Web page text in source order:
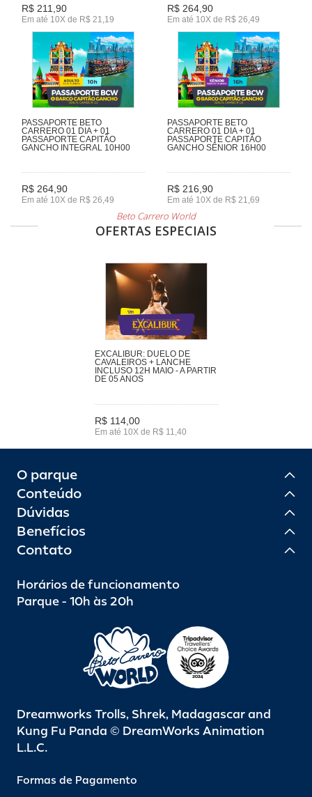
R$ 211,90
Em até 10X de R$ 21,19
R$ 264,90
Em até 10X de R$ 26,49
PASSAPORTE BETO
CARRERO 01 DIA + 01
PASSAPORTE CAPITÃO
GANCHO INTEGRAL 10H00
R$ 264,90
Em até 10X de R$ 26,49
PASSAPORTE BETO
CARRERO 01 DIA + 01
PASSAPORTE CAPITÃO
GANCHO SÊNIOR 16H00
R$ 216,90
Em até 10X de R$ 21,69
Beto Carrero World
OFERTAS ESPECIAIS
EXCALIBUR: DUELO DE
CAVALEIROS + LANCHE
INCLUSO 12H MAIO - A PARTIR
DE 05 ANOS
R$ 114,00
Em até 10X de R$ 11,40
O parque
Conteúdo
Dúvidas
Benefícios
Contato
Horários de funcionamento
Parque - 10h às 20h
Dreamworks Trolls, Shrek, Madagascar and
Kung Fu Panda © DreamWorks Animation
L.L.C.
Formas de Pagamento